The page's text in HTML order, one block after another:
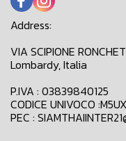
Address:
VIA SCIPIONE
Lombardy, Italia
P.IVA : 03839840125
CODICE UNIVOCO
PEC :